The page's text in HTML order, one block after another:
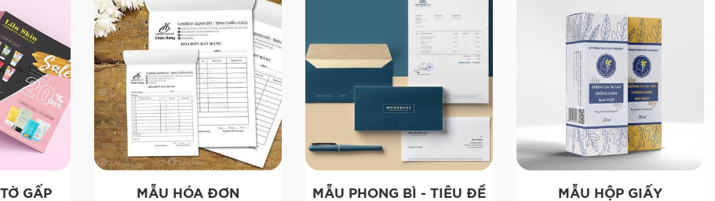
GẤP MẪU HÓA ĐƠN
MẪU PHONG BÌ - TIÊU ĐỀ
MẪU HỘP GIẤY